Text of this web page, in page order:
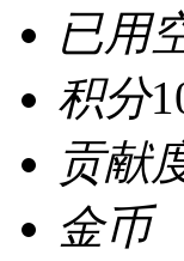
已用
积分
贡献
金币